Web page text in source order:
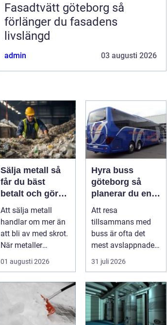
Fasadtvätt göteborg så
förlänger du fasadens
livslängd
admin 03 augusti 2026
Sälja metall så
får du bäst
betalt och gör
störst nytta för
miljön
Att sälja metall
handlar om mer än
att bli av med skrot.
När metaller
återvinns sparas
stora mängder...
01 augusti 2026
Hyra buss
göteborg så
planerar du en
trygg och
smidig
gruppresa
Att resa
tillsammans med
buss är ofta det
mest avslappnade
sättet att ta en
större grupp från
punkt ...
31 juli 2026